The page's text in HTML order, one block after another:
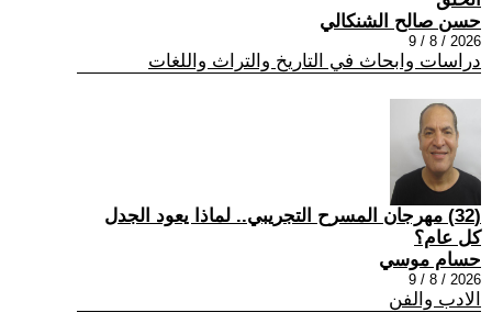
حسن صالح الشنكالي
2026 / 8 / 9
دراسات وابحاث في التاريخ والتراث واللغات
(32) مهرجان المسرح التجريبي.. لماذا يعود الجدل
كل عام؟
حسام موسي
2026 / 8 / 9
الادب والفن